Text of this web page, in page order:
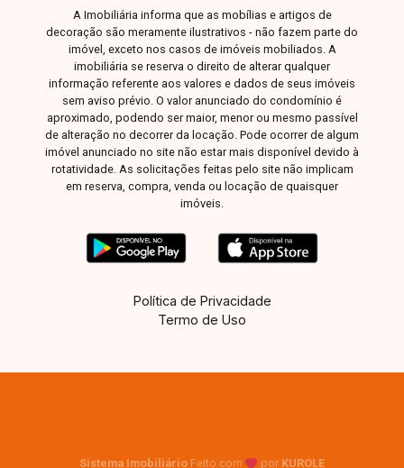
A Imobiliária informa que as mobílias e artigos de
decoração são meramente ilustrativos - não fazem parte do
imóvel, exceto nos casos de imóveis mobiliados. A
imobiliária se reserva o direito de alterar qualquer
informação referente aos valores e dados de seus imóveis
sem aviso prévio. O valor anunciado do condomínio é
aproximado, podendo ser maior, menor ou mesmo passível
de alteração no decorrer da locação. Pode ocorrer de algum
imóvel anunciado no site não estar mais disponível devido à
rotatividade. As solicitações feitas pelo site não implicam
em reserva, compra, venda ou locação de quaisquer
imóveis.
Política de Privacidade
Termo de Uso
Sistema Imobiliário Feito com por KUROLE